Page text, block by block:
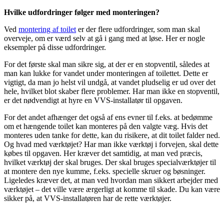
Hvilke udfordringer følger med monteringen?
Ved montering af toilet er der flere udfordringer, som man skal
overveje, om er værd selv at gå i gang med at løse. Her er nogle
eksempler på disse udfordringer.
For det første skal man sikre sig, at der er en stopventil, således at
man kan lukke for vandet under monteringen af toilettet. Dette er
vigtigt, da man jo helst vil undgå, at vandet pludselig er ud over det
hele, hvilket blot skaber flere problemer. Har man ikke en stopventil,
er det nødvendigt at hyre en VVS-installatør til opgaven.
For det andet afhænger det også af ens evner til f.eks. at bedømme
om et hængende toilet kan monteres på den valgte væg. Hvis det
monteres uden tanke for dette, kan du risikere, at dit toilet falder ned.
Og hvad med værktøjet? Har man ikke værktøj i forvejen, skal dette
købes til opgaven. Her kræver det samtidig, at man ved præcis,
hvilket værktøj der skal bruges. Der skal bruges specialværktøjer til
at montere den nye kumme, f.eks. specielle skruer og bøsninger.
Ligeledes kræver det, at man ved hvordan man sikkert arbejder med
værktøjet – det ville være ærgerligt at komme til skade. Du kan være
sikker på, at VVS-installatøren har de rette værktøjer.